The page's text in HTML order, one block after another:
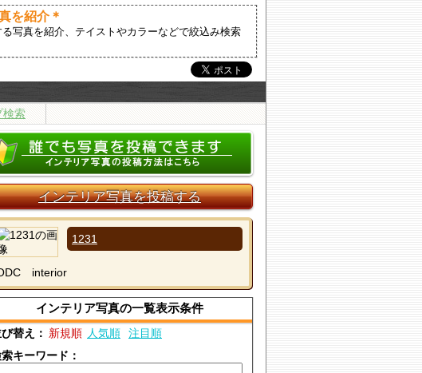
を紹介＊
る写真を紹介、テイストやカラーなどで絞込み検索
検索
インテリア写真を投稿する
1231
interior
インテリア写真の一覧表示条件
替え： 新規順 人気順
注目順
キーワード：